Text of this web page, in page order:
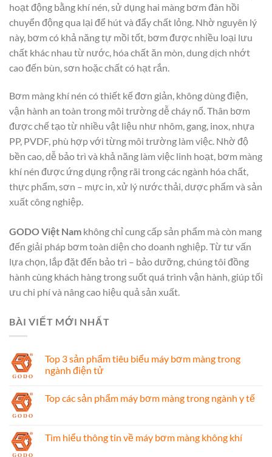
hoạt động bằng khí nén, sử dụng hai màng bơm đàn hồi
chuyển động qua lại để hút và đẩy chất lỏng. Nhờ nguyên lý
này, bơm có khả năng tự mồi tốt, bơm được nhiều loại lưu
chất khác nhau từ nước, hóa chất ăn mòn, dung dịch nhớt
cao đến bùn, sơn hoặc chất có hạt rắn.
Bơm màng khí nén có thiết kế đơn giản, không dùng điện,
vận hành an toàn trong môi trường dễ cháy nổ. Thân bơm
được chế tạo từ nhiều vật liệu như nhôm, gang, inox, nhựa
PP, PVDF, phù hợp với từng môi trường làm việc. Nhờ độ
bền cao, dễ bảo trì và khả năng làm việc linh hoạt, bơm màng
khí nén được ứng dụng rộng rãi trong các ngành hóa chất,
thực phẩm, sơn – mực in, xử lý nước thải, dược phẩm và sản
xuất công nghiệp.
GODO Việt Nam không chỉ cung cấp sản phẩm mà còn mang
đến giải pháp bơm toàn diện cho doanh nghiệp. Từ tư vấn
lựa chọn, lắp đặt đến bảo trì – bảo dưỡng, chúng tôi đồng
hành cùng khách hàng trong suốt quá trình vận hành, giúp tối
ưu chi phí và nâng cao hiệu quả sản xuất.
BÀI VIẾT MỚI NHẤT
Top 3 sản phẩm tiêu biểu máy bơm màng trong
ngành điện tử
Top các sản phẩm máy bơm màng trong ngành y tế
Tìm hiểu thông tin về máy bơm màng không khí